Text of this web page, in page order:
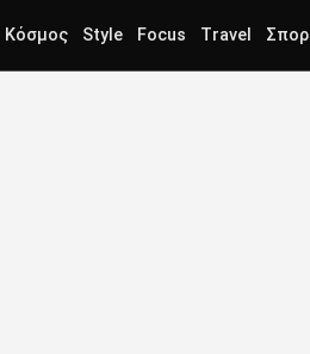
Κόσμος Style Focus Travel Σπορ